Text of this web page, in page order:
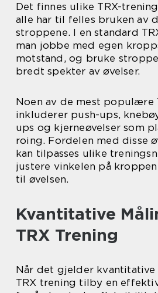
Det finnes ulike TRX-
alle har til felles bruken av
stroppene. I en standard
man jobbe med egen
motstand, og bruke
bredt spekter av øvelser.
Noen av de mest populære
inkluderer push-ups,
ups og kjerneøvelser som
roing. Fordelen med disse
kan tilpasses ulike
justere vinkelen på
til øvelsen.
Kvantitative
TRX Trening
Når det gjelder kvantitative
TRX trening tilby en